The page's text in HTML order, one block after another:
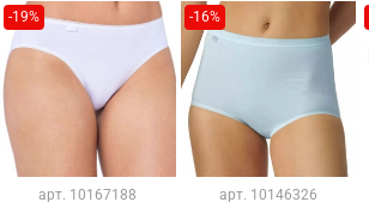
-19%
арт. 10167188
-16%
арт. 10146326